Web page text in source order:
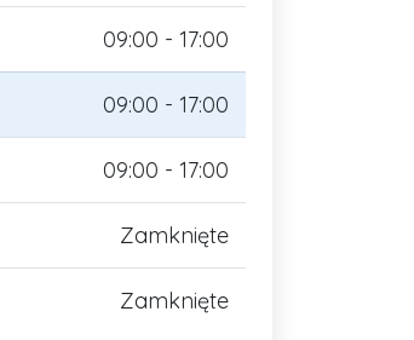
09:00 - 17:00
09:00 - 17:00
09:00 - 17:00
Zamknięte
Zamknięte